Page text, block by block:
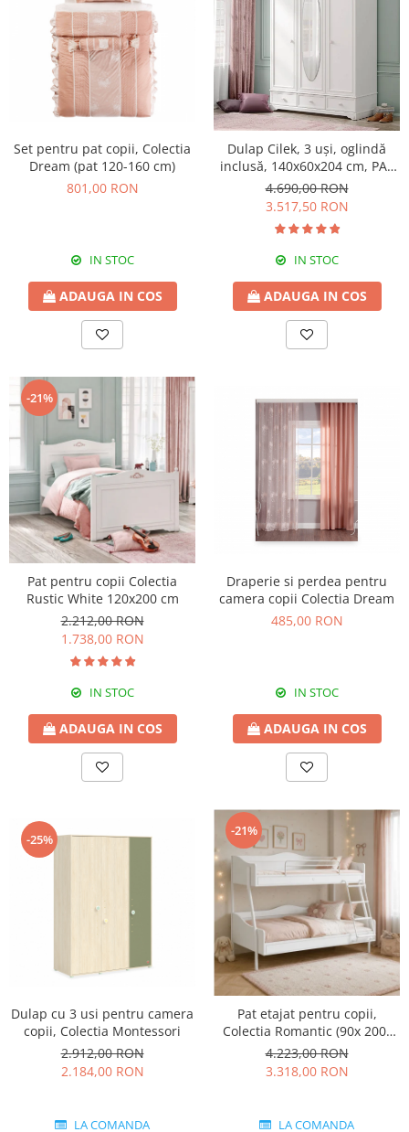
Set pentru pat copii, Colectia
Dream (pat 120-160 cm)
801,00 RON
IN STOC
ADAUGA IN COS
Dulap Cilek, 3 uși, oglindă
inclusă, 140x60x204 cm, PAL
alb, colecția Rustic White
4.690,00 RON
3.517,50 RON
IN STOC
ADAUGA IN COS
-21%
Pat pentru copii Colectia
Rustic White 120x200 cm
2.212,00 RON
1.738,00 RON
IN STOC
ADAUGA IN COS
Draperie si perdea pentru
camera copii Colectia Dream
485,00 RON
IN STOC
ADAUGA IN COS
-25%
Dulap cu 3 usi pentru camera
copii, Colectia Montessori
2.912,00 RON
2.184,00 RON
LA COMANDA
-21%
Pat etajat pentru copii,
Colectia Romantic (90x 200-
120x200 cm)
4.223,00 RON
3.318,00 RON
LA COMANDA